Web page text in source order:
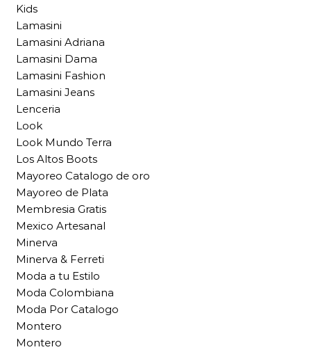
Kids
Lamasini
Lamasini Adriana
Lamasini Dama
Lamasini Fashion
Lamasini Jeans
Lenceria
Look
Look Mundo Terra
Los Altos Boots
Mayoreo Catalogo de oro
Mayoreo de Plata
Membresia Gratis
Mexico Artesanal
Minerva
Minerva & Ferreti
Moda a tu Estilo
Moda Colombiana
Moda Por Catalogo
Montero
Montero